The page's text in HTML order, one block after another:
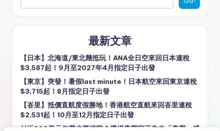
最新文章
【日本】北海道/東北幾抵玩！ANA全日空來回日本連稅
$3,587起！9月至2027年4月指定日子出發
【東京】突發！暑假last minute！日本航空來回東京連稅
$3,715起！8月指定日子出發
【峇里】抵價直航度假勝地！香港航空直航來回峇里連稅
$2,531起！10月至12月指定日子出發
付近800美元年費也要排隊？機場貴賓室正失去「貴賓」感